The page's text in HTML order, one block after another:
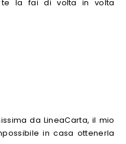
te la fai di volta in volta
da LineaCarta, il mio
in casa ottenerla